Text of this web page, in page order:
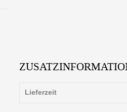
Lieferzeit